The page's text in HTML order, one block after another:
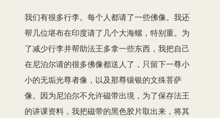
我们有很多行李。每个人都请了一些佛像。我还
帮几位堪布在印度请了几个大海螺，特别重。为
了减少行李并帮助法王多拿一些东西，我把自己
在尼泊尔请的很多佛像都送人了，只留下一尊小
小的无垢光尊者像，以及那尊镶银的文殊菩萨
像。因为尼泊尔不允许磁带出境，为了保存法王
的讲课资料，我把磁带的黑色胶片取出来，将其